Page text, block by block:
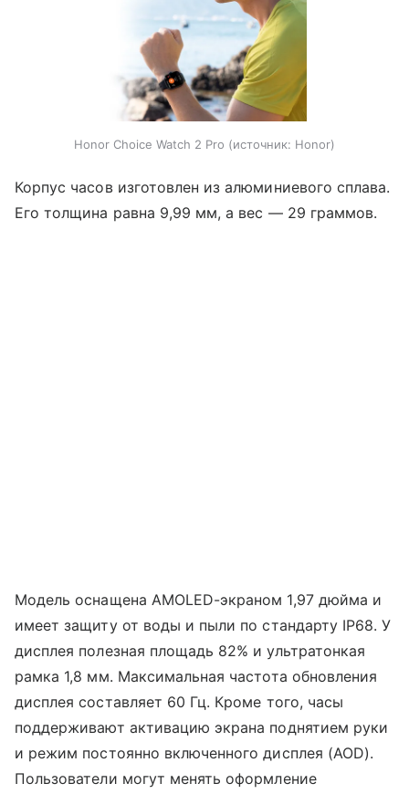
Honor Choice Watch 2 Pro источник: Honor
Корпус часов изготовлен из алюминиевого сплава.
Его толщина равна 9,99 мм, а вес — 29 граммов.
Модель оснащена AMOLED-экраном 1,97 дюйма и
имеет защиту от воды и пыли по стандарту IP68. У
дисплея полезная площадь 82% и ультратонкая
рамка 1,8 мм. Максимальная частота обновления
дисплея составляет 60 Гц. Кроме того, часы
поддерживают активацию экрана поднятием руки
и режим постоянно включенного дисплея (AOD).
Пользователи могут менять оформление